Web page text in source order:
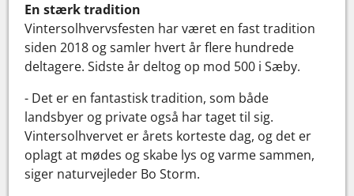
En stærk tradition
Vintersolhvervsfesten har været en fast tradition
siden 2018 og samler hvert år flere hundrede
deltagere. Sidste år deltog op mod 500 i Sæby.
- Det er en fantastisk tradition, som både
landsbyer og private også har taget til sig.
Vintersolhvervet er årets korteste dag, og det er
oplagt at mødes og skabe lys og varme sammen,
siger naturvejleder Bo Storm.